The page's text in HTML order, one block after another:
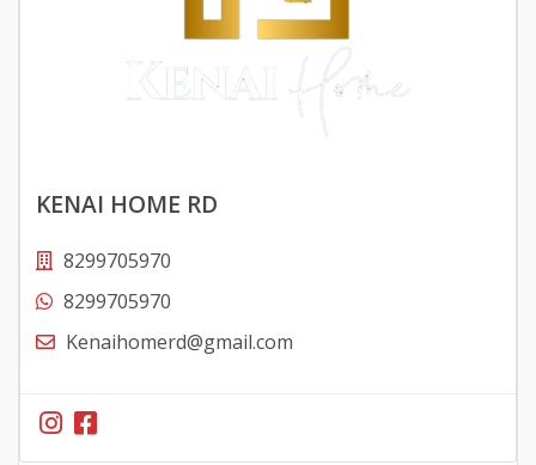
KENAI HOME RD
8299705970
8299705970
Kenaihomerd@gmail.com